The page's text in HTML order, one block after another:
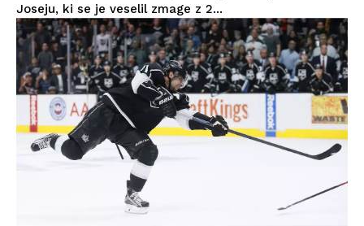
Joseju, ki se je veselil zmage z 2...